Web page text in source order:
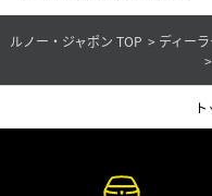
ルノー・ジャポン TOP ディー